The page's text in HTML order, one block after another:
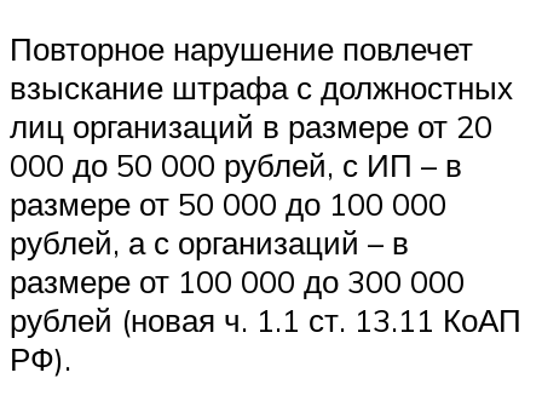
Повторное нарушение повлечет
взыскание штрафа с должностных
лиц организаций в размере от 20
000 до 50 000 рублей, с ИП – в
размере от 50 000 до 100 000
рублей, а с организаций – в
размере от 100 000 до 300 000
рублей (новая ч. 1.1 ст. 13.11 КоАП
РФ).